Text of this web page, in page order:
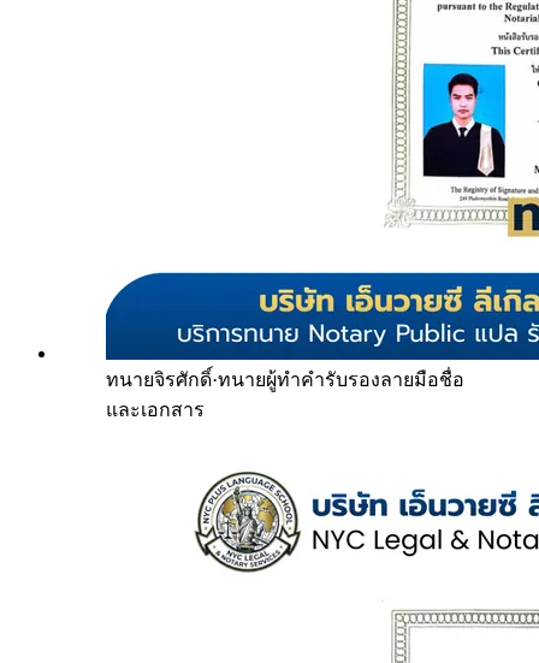
ทนายจิรศักดิ์·ทนายผู้ทำคำรับรองลายมือชื่อ
และเอกสาร